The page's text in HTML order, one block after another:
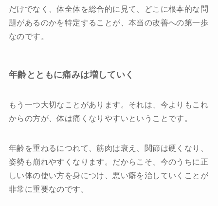
だけでなく、体全体を総合的に見て、どこに根本的な問
題があるのかを特定することが、本当の改善への第一歩
なのです。
年齢とともに痛みは増していく
もう一つ大切なことがあります。それは、今よりもこれ
からの方が、体は痛くなりやすいということです。
年齢を重ねるにつれて、筋肉は衰え、関節は硬くなり、
姿勢も崩れやすくなります。だからこそ、今のうちに正
しい体の使い方を身につけ、悪い癖を治していくことが
非常に重要なのです。